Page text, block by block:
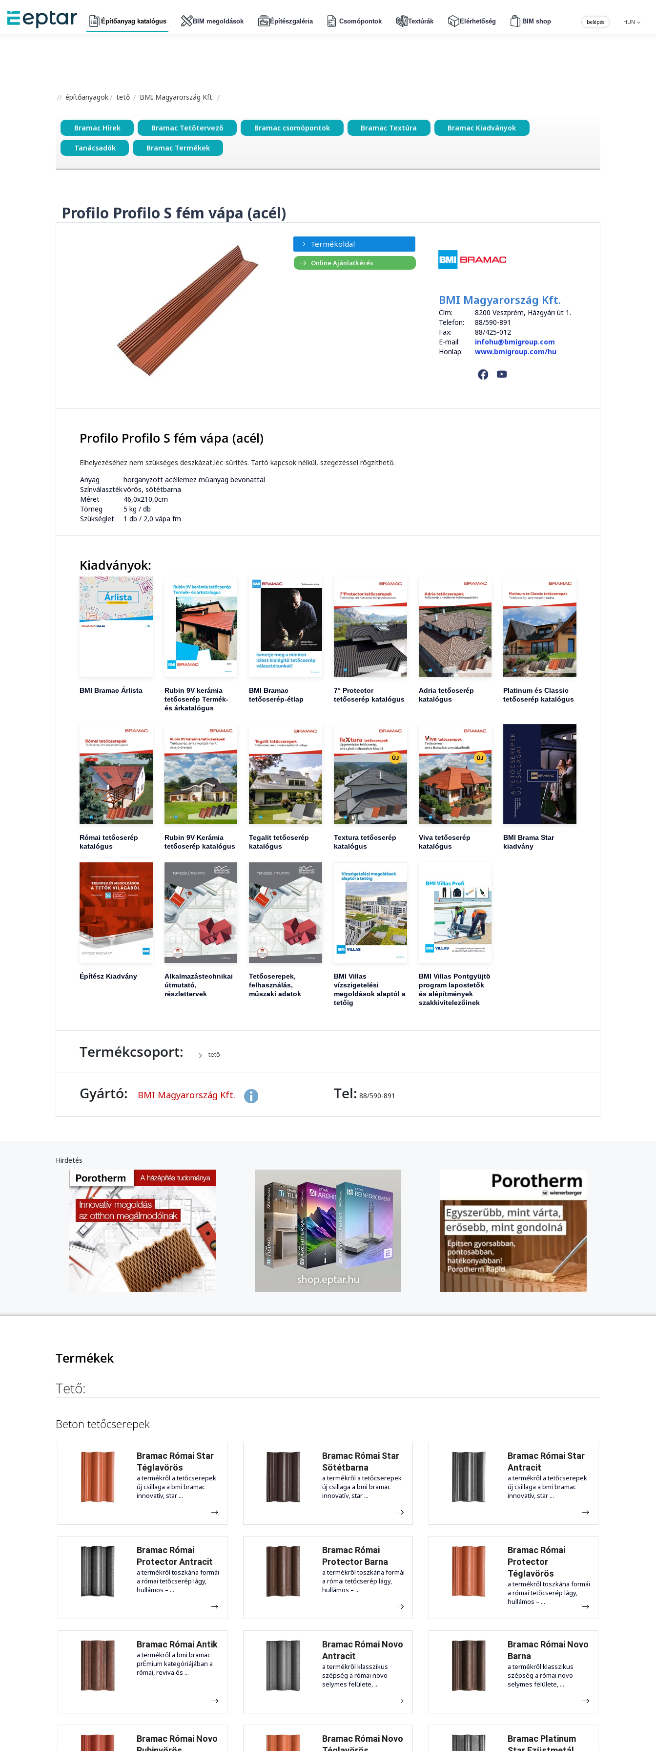
Építőanyag katalógus BIM megoldások Építészgaléria Csomópontok Textúrák Elérhetőség BIM shop HUN
belépés
építőanyagok tető BMI Magyarország Kft.
Bramac Hírek Bramac Tetőtervező Bramac csomópontok Bramac Textúra Bramac Kiadványok
Tanácsadók Bramac Termékek
Profilo Profilo S fém vápa (acél)
Termékoldal
BMI Magyarország Kft.
Cím:
8200 Veszprém, Házgyári út 1.
Telefon:
88/590-891
Fax:
88/425-012
E-mail:
infohu@bmigroup.com
Honlap:
www.bmigroup.com/hu
Profilo Profilo S fém vápa (acél)
Elhelyezéséhez nem szükséges deszkázat,léc-sűrítés. Tartó kapcsok nélkül, szegezéssel rögzíthető.
Anyag
horganyzott acéllemez műanyag bevonattal
Színválasztékvörös, sötétbarna
Méret
46,0x210,0cm
Tömeg
5 kg / db
Szükséglet
1 db / 2,0 vápa fm
Kiadványok:
BMI Bramac Árlista
Rubin 9V kerámia
tetőcserép Termék-
és árkatalógus
BMI Bramac
tetőcserép-étlap
7° Protector
tetőcserép katalógus
Adria tetőcserép
katalógus
Platinum és Classic
tetőcserép katalógus
Római tetőcserép
katalógus
Rubin 9V Kerámia
tetőcserép katalógus
Tegalit tetőcserép
katalógus
Textura tetőcserép
katalógus
Viva tetőcserép
katalógus
BMI Brama Star
kiadvány
Építész Kiadvány
Alkalmazástechnikai
útmutató,
részlettervek
Tetőcserepek,
felhasználás,
müszaki adatok
BMI Villas
vízszigetelési
megoldások alaptól a
tetőig
BMI Villas Pontgyüjtö
program lapostetők
és alépítmények
szakkivitelezőinek
Termékcsoport: tető
Gyártó: BMI Magyarország Kft. Tel: 88/590-891
Hirdetés
Termékek
Tető:
Beton tetőcserepek
Bramac Római Star
Téglavörös
a termékről a tetőcserepek
új csillaga a bmi bramac
innovatív, star ...
Bramac Római Star
Sötétbarna
a termékről a tetőcserepek
új csillaga a bmi bramac
innovatív, star ...
Bramac Római Star
Antracit
a termékről a tetőcserepek
új csillaga a bmi bramac
innovatív, star ...
Bramac Római
Protector Antracit
a termékről toszkána formái
a római tetőcserép lágy,
hullámos – ...
Bramac Római
Protector Barna
a termékről toszkána formái
a római tetőcserép lágy,
hullámos – ...
Bramac Római
Protector
Téglavörös
a termékről toszkána formái
a római tetőcserép lágy,
hullámos – ...
Bramac Római Antik
a termékről a bmi bramac
prÉmium kategóriájában a
római, reviva és ...
Bramac Római Novo
Antracit
a termékről klasszikus
szépség a római novo
selymes felülete, ...
Bramac Római Novo
Barna
a termékről klasszikus
szépség a római novo
selymes felülete, ...
Bramac Római Novo
Bramac Római Novo
Bramac Platinum